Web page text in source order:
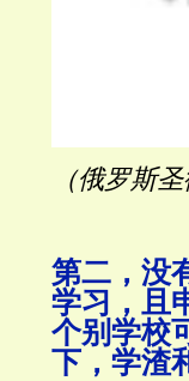
（俄罗斯
第二，没
学习，且
个别学校
下，学渣